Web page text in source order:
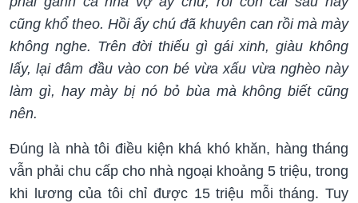
cũng khổ theo. Hồi ấy chú đã khuyên can rồi mà mày
không nghe. Trên đời thiếu gì gái xinh, giàu không
lấy, lại đâm đầu vào con bé vừa xấu vừa nghèo này
làm gì, hay mày bị nó bỏ bùa mà không biết cũng
nên.
Đúng là nhà tôi điều kiện khá khó khăn, hàng tháng
vẫn phải chu cấp cho nhà ngoại khoảng 5 triệu, trong
khi lương của tôi chỉ được 15 triệu mỗi tháng. Tuy